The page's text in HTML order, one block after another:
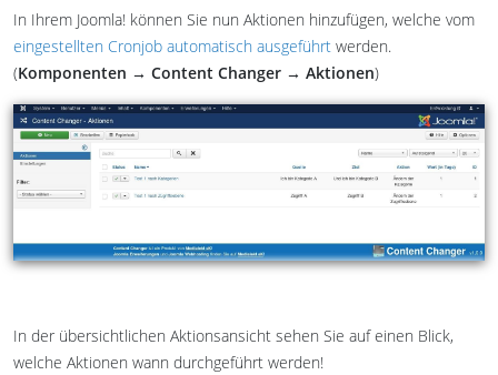
In Ihrem Joomla! können Sie nun Aktionen hinzufügen, welche vom
eingestellten Cronjob automatisch ausgeführt werden.
(Komponenten → Content Changer → Aktionen)
In der übersichtlichen Aktionsansicht sehen Sie auf einen Blick,
welche Aktionen wann durchgeführt werden!